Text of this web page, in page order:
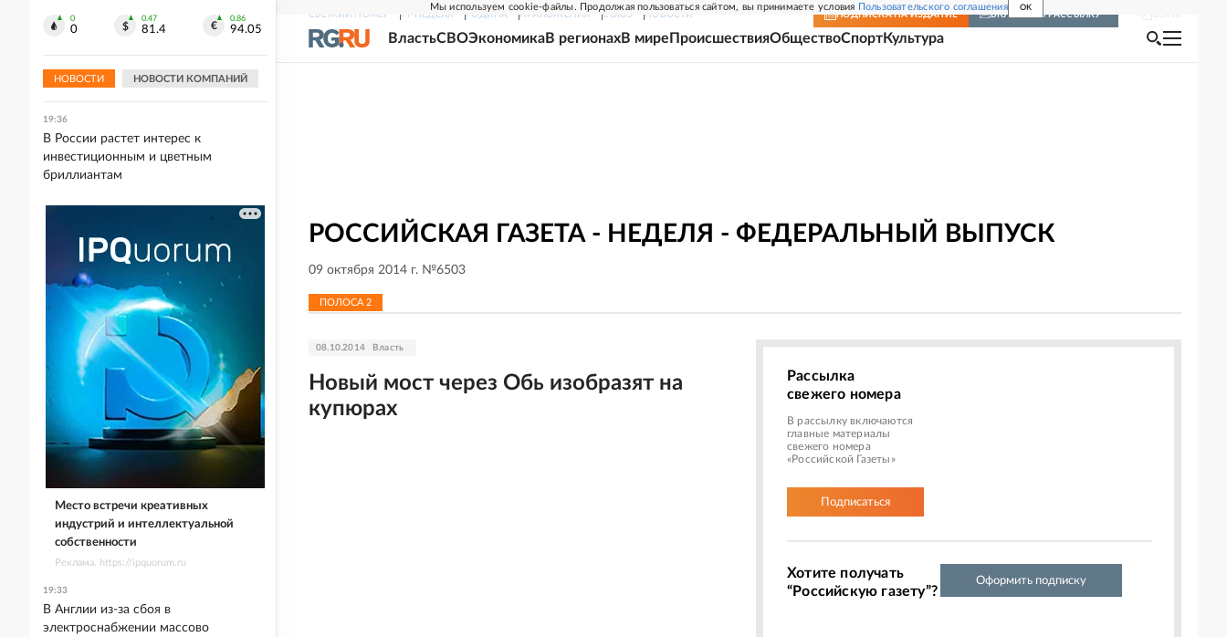
Мы используем cookie-файлы. Продолжая пользоваться сайтом, вы принимаете условия Пользовательского соглашения OK
СВЕЖИЙ НОМЕР РГ-НЕДЕЛЯ РОДИНА ПРИЛОЖЕНИЯ СОЮЗ НОВОСТИ ПОДПИСКА НА ИЗДАНИЕ ВКЛЮЧИТЬ РАССЫЛКУ
ВластьСВОЭкономикаВ регионахВ мире ПроисшествияОбществоСпортКультура
РОССИЙСКАЯ ГАЗЕТА - НЕДЕЛЯ - ФЕДЕРАЛЬНЫЙ ВЫПУСК
09 октября 2014 г. №6503
ПОЛОСА 2
08.10.2014 Власть
Новый мост через Обь изобразят на
купюрах
Рассылка
свежего номера
В рассылку включаются
главные материалы
свежего номера
«Российской Газеты»
Подписаться
Хотите получать
“Российскую газету”?
Оформить подписку
0
0
0.47
81.4
0.86
94.05
НОВОСТИ НОВОСТИ КОМПАНИЙ
19:37
посещать Армению
19:36
В России растет интерес к
инвестиционным и цветным
бриллиантам
Место встречи креативных
индустрий и интеллектуальной
собственности
Реклама. https://ipquorum.ru
19:33
В Англии из-за сбоя в
электроснабжении массово